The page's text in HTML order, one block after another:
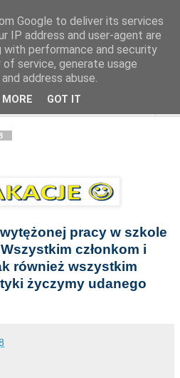
pracy w szkole
członkom i
również wszystkim
życzymy udanego
Google to deliver its services
IP address and user-agent are
with performance and security
service, generate usage
address abuse.
MORE GOT IT